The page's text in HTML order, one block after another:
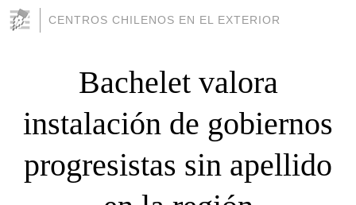
CENTROS CHILENOS EN EL EXTERIOR
Bachelet valora
instalación de gobiernos
progresistas sin apellido